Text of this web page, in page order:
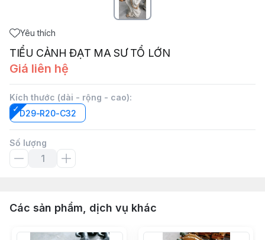
Yêu thích
TIỂU CẢNH ĐẠT MA SƯ TỔ LỚN
Giá liên hệ
Kích thước (dài - rộng - cao):
D29-R20-C32
Số lượng
Các sản phẩm, dịch vụ khác